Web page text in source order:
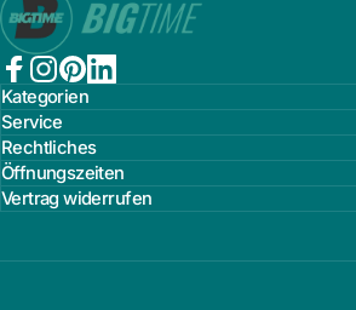
Facebook
Instagram
PinterestLinkedIn
Kategorien
Service
Rechtliches
Öffnungszeiten
Vertrag widerrufen